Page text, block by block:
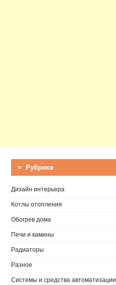
≡ Рубрики
Дизайн интерьера
Котлы отопления
Обогрев дома
Печи и камины
Радиаторы
Разное
Системы и средства автоматизации